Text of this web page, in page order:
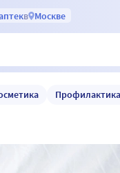
в Москве